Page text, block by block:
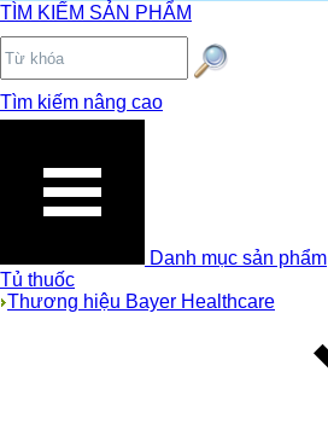
TÌM KIẾM SẢN PHẨM
Tìm kiếm nâng cao
Danh mục sản phẩm
Tủ thuốc
Thương hiệu Bayer Healthcare